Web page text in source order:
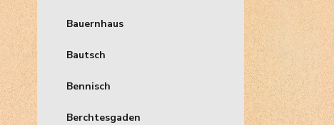
Bauernhaus
Bautsch
Bennisch
Berchtesgaden